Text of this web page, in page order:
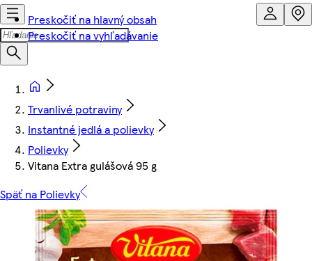
Preskočiť na hlavný obsah
Preskočiť na vyhľadávanie
Trvanlivé potraviny
Instantné jedlá a polievky
Polievky
Vitana Extra gulášová 95 g
Späť na Polievky